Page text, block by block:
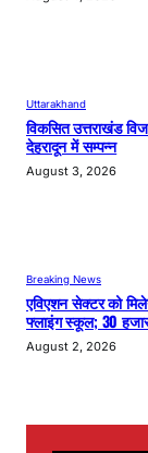
Uttarakhand
विकसित उत्तराखंड
देहरादून में सम्पन्न
August 3, 2026
Breaking News
एविएशन सेक्टर को
फ्लाइंग स्कूल; 30
August 2, 2026